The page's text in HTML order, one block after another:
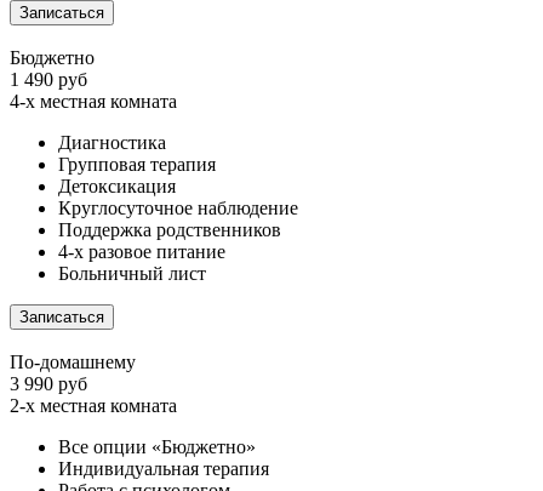
Записаться
Бюджетно
1 490 руб
4-х местная комната
Диагностика
Групповая терапия
Детоксикация
Круглосуточное наблюдение
Поддержка родственников
4-х разовое питание
Больничный лист
Записаться
По-домашнему
3 990 руб
2-х местная комната
Все опции «Бюджетно»
Индивидуальная терапия